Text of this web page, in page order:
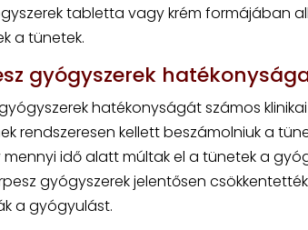
tabletta vagy krém formájában
a tünetek.
gyógyszerek
hatékonyságát számos
rendszeresen kellett beszámolniuk a
idő alatt múltak el a tünetek a
gyógyszerek jelentősen
a gyógyulást.